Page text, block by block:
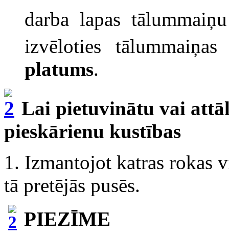
darba lapas
izvēloties
platums.
Lai pietuvinātu vai
pieskārienu kustības
1. Izmantojot katras rokas
tā pretējās pusēs.
PIEZĪME